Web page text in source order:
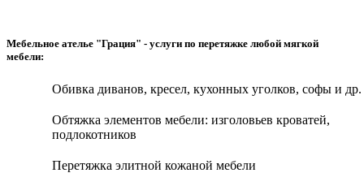
Мебельное ателье "Грация" - услуги по перетяжке любой мягкой
мебели:
Обивка диванов, кресел, кухонных уголков, софы и др.
Обтяжка элементов мебели: изголовьев кроватей,
подлокотников
Перетяжка элитной кожаной мебели